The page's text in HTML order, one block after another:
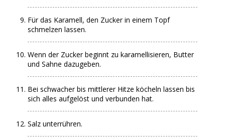
Für das Karamell, den Zucker in einem Topf
schmelzen lassen.
Wenn der Zucker beginnt zu karamellisieren, Butter
und Sahne dazugeben.
Bei schwacher bis mittlerer Hitze köcheln lassen bis
sich alles aufgelöst und verbunden hat.
Salz unterrühren.